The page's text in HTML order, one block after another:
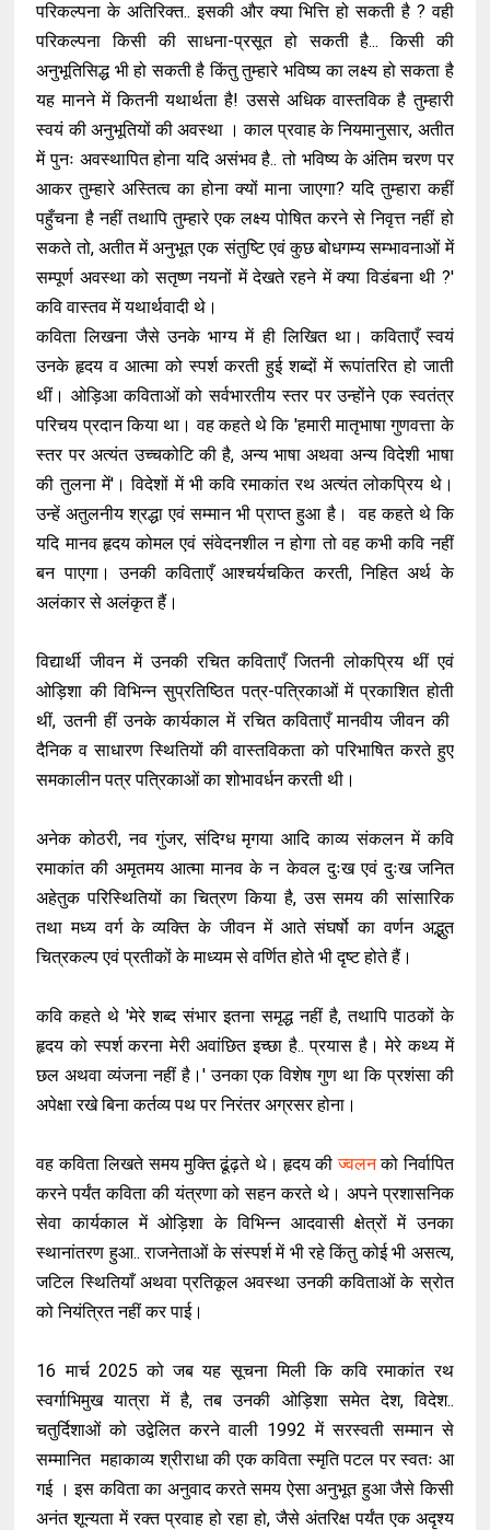
परिकल्पना के अतिरिक्त.. इसकी और क्या भित्ति हो सकती है ? वही
परिकल्पना किसी की साधना-प्रसूत हो सकती है... किसी की
अनुभूतिसिद्ध भी हो सकती है किंतु तुम्हारे भविष्य का लक्ष्य हो सकता है
यह मानने में कितनी यथार्थता है! उससे अधिक वास्तविक है तुम्हारी
स्वयं की अनुभूतियों की अवस्था । काल प्रवाह के नियमानुसार, अतीत
में पुनः अवस्थापित होना यदि असंभव है.. तो भविष्य के अंतिम चरण पर
आकर तुम्हारे अस्तित्व का होना क्यों माना जाएगा? यदि तुम्हारा कहीं
पहुँचना है नहीं तथापि तुम्हारे एक लक्ष्य पोषित करने से निवृत्त नहीं हो
सकते तो, अतीत में अनुभूत एक संतुष्टि एवं कुछ बोधगम्य सम्भावनाओं में
सम्पूर्ण अवस्था को सतृष्ण नयनों में देखते रहने में क्या विडंबना थी ?'
कवि वास्तव में यथार्थवादी थे।
कविता लिखना जैसे उनके भाग्य में ही लिखित था। कविताएँ स्वयं
उनके हृदय व आत्मा को स्पर्श करती हुई शब्दों में रूपांतरित हो जाती
थीं। ओड़िआ कविताओं को सर्वभारतीय स्तर पर उन्होंने एक स्वतंत्र
परिचय प्रदान किया था। वह कहते थे कि 'हमारी मातृभाषा गुणवत्ता के
स्तर पर अत्यंत उच्चकोटि की है, अन्य भाषा अथवा अन्य विदेशी भाषा
की तुलना में'। विदेशों में भी कवि रमाकांत रथ अत्यंत लोकप्रिय थे।
उन्हें अतुलनीय श्रद्धा एवं सम्मान भी प्राप्त हुआ है। वह कहते थे कि
यदि मानव हृदय कोमल एवं संवेदनशील न होगा तो वह कभी कवि नहीं
बन पाएगा। उनकी कविताएँ आश्चर्यचकित करती, निहित अर्थ के
अलंकार से अलंकृत हैं।
विद्यार्थी जीवन में उनकी रचित कविताएँ जितनी लोकप्रिय थीं एवं
ओड़िशा की विभिन्न सुप्रतिष्ठित पत्र-पत्रिकाओं में प्रकाशित होती
थीं, उतनी हीं उनके कार्यकाल में रचित कविताएँ मानवीय जीवन की
दैनिक व साधारण स्थितियों की वास्तविकता को परिभाषित करते हुए
समकालीन पत्र पत्रिकाओं का शोभावर्धन करती थी।
अनेक कोठरी, नव गुंजर, संदिग्ध मृगया आदि काव्य संकलन में कवि
रमाकांत की अमृतमय आत्मा मानव के न केवल दुःख एवं दुःख जनित
अहेतुक परिस्थितियों का चित्रण किया है, उस समय की सांसारिक
तथा मध्य वर्ग के व्यक्ति के जीवन में आते संघर्षो का वर्णन अद्भुत
चित्रकल्प एवं प्रतीकों के माध्यम से वर्णित होते भी दृष्ट होते हैं।
कवि कहते थे 'मेरे शब्द संभार इतना समृद्ध नहीं है, तथापि पाठकों के
हृदय को स्पर्श करना मेरी अवांछित इच्छा है.. प्रयास है। मेरे कथ्य में
छल अथवा व्यंजना नहीं है।' उनका एक विशेष गुण था कि प्रशंसा की
अपेक्षा रखे बिना कर्तव्य पथ पर निरंतर अग्रसर होना।
वह कविता लिखते समय मुक्ति ढूंढ़ते थे। हृदय कीज्वलनको निर्वापित
करने पर्यंत कविता की यंत्रणा को सहन करते थे। अपने प्रशासनिक
सेवा कार्यकाल में ओड़िशा के विभिन्न आदवासी क्षेत्रों में उनका
स्थानांतरण हुआ.. राजनेताओं के संस्पर्श में भी रहे किंतु कोई भी असत्य,
जटिल स्थितियाँ अथवा प्रतिकूल अवस्था उनकी कविताओं के स्रोत
को नियंत्रित नहीं कर पाई।
16 मार्च 2025 को जब यह सूचना मिली कि कवि रमाकांत रथ
स्वर्गाभिमुख यात्रा में है, तब उनकी ओड़िशा समेत देश, विदेश..
चतुर्दिशाओं को उद्वेलित करने वाली 1992 में सरस्वती सम्मान से
सम्मानित महाकाव्य श्रीराधा की एक कविता स्मृति पटल पर स्वतः आ
गई । इस कविता का अनुवाद करते समय ऐसा अनुभूत हुआ जैसे किसी
अनंत शून्यता में रक्त प्रवाह हो रहा हो, जैसे अंतरिक्ष पर्यंत एक अदृश्य